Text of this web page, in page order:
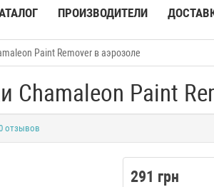
ПРОИЗВОДИТЕЛИ
Paint Remover в аэрозоле
Chamaleon Paint
отзывов
291 грн